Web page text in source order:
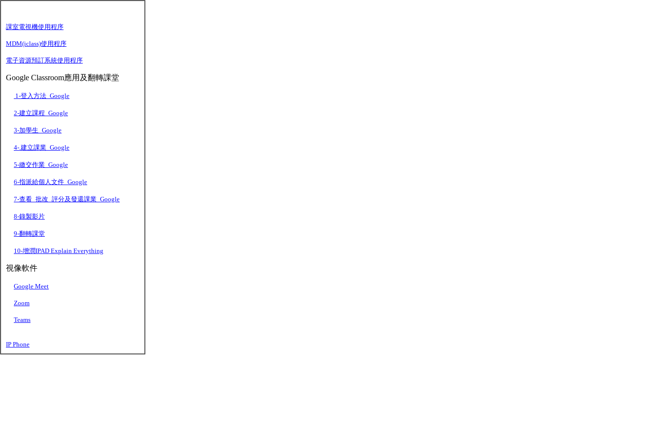
課室電視機使用程序
MDM(iclass)使用程序
電子資源預訂系統使用程序
Google Classroom應用及翻轉課堂
1-登入方法_Google
2-建立課程_Google
3-加學生_Google
4-.建立課業_Google
5-繳交作業_Google
6-指派給個人文件_Google
7-查看_批改_評分及發還課業_Google
8-錄製影片
9-翻轉課堂
10-增潤IPAD Explain Everything
視像軟件
Google Meet
Zoom
Teams
IP Phone